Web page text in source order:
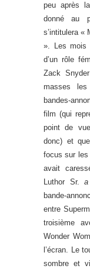
peu après
donné au
s’intitulera «
». Les mois
d’un rôle
Zack
masses
bandes-
film (qui
point de
donc) et
focus sur les
avait
Luthor Sr. a
bande-
entre
troisième
Wonder
l’écran. Le
sombre et